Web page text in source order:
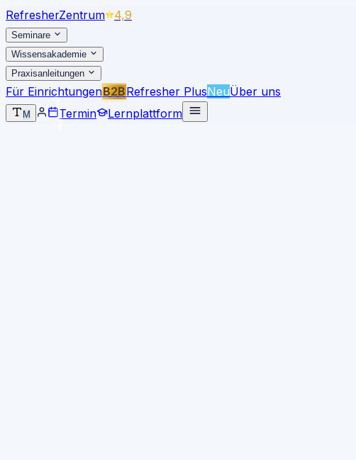
RefresherZentrum 4,9
Seminare
Wissensakademie
Praxisanleitungen
Für EinrichtungenB2BRefresher PlusNeuÜber uns
M Termin Lernplattform